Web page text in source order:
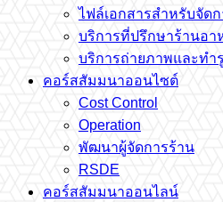
ไฟล์เอกสารสำหรับจัด
บริการที่ปรึกษาร้านอา
บริการถ่ายภาพและทำ
คอร์สสัมมนาออนไซต์
Cost Control
Operation
พัฒนาผู้จัดการร้าน
RSDE
คอร์สสัมมนาออนไลน์